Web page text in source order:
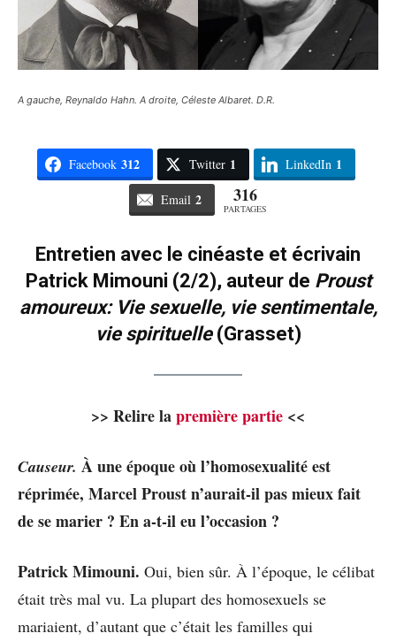
A gauche, Reynaldo Hahn. A droite, Céleste Albaret. D.R.
Facebook 312 Twitter 1 LinkedIn 1
Email 2 316
PARTAGES
Entretien avec le cinéaste et écrivain
Patrick Mimouni (2/2), auteur de Proust
amoureux: Vie sexuelle, vie sentimentale,
vie spirituelle (Grasset)
>> Relire lapremière partie <<
Causeur. À une époque où l’homosexualité est
réprimée, Marcel Proust n’aurait-il pas mieux fait
de se marier ? En a-t-il eu l’occasion ?
Patrick Mimouni. Oui, bien sûr. À l’époque, le célibat
était très mal vu. La plupart des homosexuels se
mariaient, d’autant que c’était les familles qui